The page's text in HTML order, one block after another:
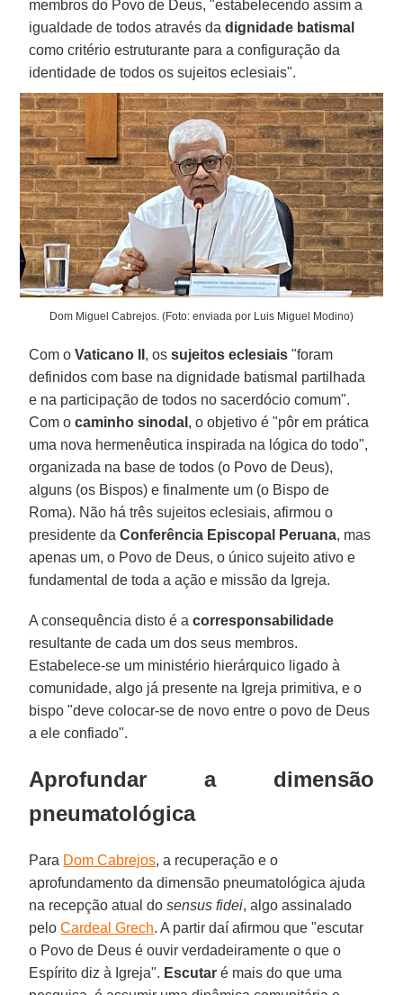
membros do Povo de Deus, "estabelecendo assim a
igualdade de todos através dadignidade batismal
como critério estruturante para a configuração da
identidade de todos os sujeitos eclesiais".
Dom Miguel Cabrejos. (Foto: enviada por Luis Miguel Modino)
Com oVaticano II , ossujeitos eclesiais "foram
definidos com base na dignidade batismal partilhada
e na participação de todos no sacerdócio comum".
Com ocaminho sinodal , o objetivo é "pôr em prática
uma nova hermenêutica inspirada na lógica do todo",
organizada na base de todos (o Povo de Deus),
alguns (os Bispos) e finalmente um (o Bispo de
Roma). Não há três sujeitos eclesiais, afirmou o
presidente daConferência Episcopal Peruana, mas
apenas um, o Povo de Deus, o único sujeito ativo e
fundamental de toda a ação e missão da Igreja.
A consequência disto é acorresponsabilidade
resultante de cada um dos seus membros.
Estabelece-se um ministério hierárquico ligado à
comunidade, algo já presente na Igreja primitiva, e o
bispo "deve colocar-se de novo entre o povo de Deus
a ele confiado".
Aprofundar a dimensão
pneumatológica
Para Dom Cabrejos, a recuperação e o
aprofundamento da dimensão pneumatológica ajuda
na recepção atual dosensus fidei, algo assinalado
peloCardeal Grech. A partir daí afirmou que "escutar
o Povo de Deus é ouvir verdadeiramente o que o
Espírito diz à Igreja". Escutar é mais do que uma